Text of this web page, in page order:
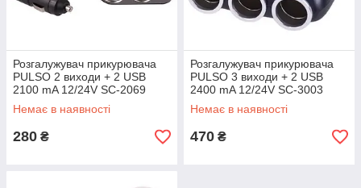
Розгалужувач прикурювача
PULSO 2 виходи + 2 USB
2100 mA 12/24V SC-2069
(SC-2069)
Немає в наявності
280 ₴
Розгалужувач прикурювача
PULSO 3 виходи + 2 USB
2400 mA 12/24V SC-3003
провід +вольтметр (SC-3003)
Немає в наявності
470 ₴